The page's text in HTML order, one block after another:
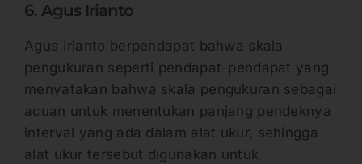
6. Agus Irianto
Agus Irianto berpendapat bahwa skala
pengukuran seperti pendapat-pendapat yang
menyatakan bahwa skala pengukuran sebagai
acuan untuk menentukan panjang pendeknya
interval yang ada dalam alat ukur, sehingga
alat ukur tersebut digunakan untuk